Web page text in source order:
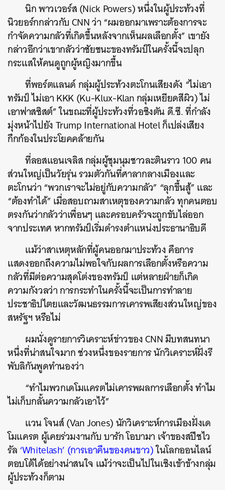
นิก พาวเวอร์ส (Nick Powers) หนึ่งในผู้ประท้วงที่
นิวยอร์กกล่าวกับ CNN ว่า “ผมออกมาเพราะต้องการจะ
กำจัดความกลัวที่เกิดขึ้นหลังจากเห็นผลเลือกตั้ง” เขายัง
กล่าวอีกว่าเขากลัวว่าชัยชนะของทรัมป์ในครั้งนี้จะปลุก
กระแสให้คนดูถูกผู้หญิงมากขึ้น
ที่พอร์ตแลนด์ กลุ่มผู้ประท้วงตะโกนเสียงดัง “ไม่เอา
ทรัมป์ ไม่เอา KKK (Ku-Klux-Klan กลุ่มเหยียดสีผิว) ไม่
เอาฟาสซิสต์” ในขณะที่ผู้ประท้วงที่วอชิงตัน ดี.ซี. ที่กำลัง
มุ่งหน้าไปยัง Trump International Hotel ก็เปล่งเสียง
กึกก้องในประโยคคล้ายกัน
ที่ลอสแอนเจลิส กลุ่มผู้ชุมนุมชาวละตินราว 100 คน
ส่วนใหญ่เป็นวัยรุ่น รวมตัวกันที่ศาลากลางเมืองและ
ตะโกนว่า “พวกเราจะไม่อยู่กับความกลัว” “ลุกขึ้นสู้” และ
“ต้องทำได้” เมื่อสอบถามสาเหตุของความกลัว ทุกคนตอบ
ตรงกันว่ากลัวว่าเพื่อนๆ และครอบครัวจะถูกขับไล่ออก
จากประเทศ หากทรัมป์เริ่มดำรงตำแหน่งประธานาธิบดี
แม้ว่าสาเหตุหลักที่ผู้คนออกมาประท้วง คือการ
แสดงออกถึงความไม่พอใจกับผลการเลือกตั้งหรือความ
กลัวที่มีต่อความสุดโต่งของทรัมป์ แต่หลายฝ่ายก็เกิด
ความกังวลว่า การกระทำในครั้งนี้จะเป็นการทำลาย
ประชาธิปไตยและวัฒนธรรมการเคารพเสียงส่วนใหญ่ของ
สหรัฐฯ หรือไม่
ผมนั่งดูรายการวิเคราะห์ข่าวของ CNN มีบทสนทนา
หนึ่งที่น่าสนใจมาก ช่วงหนึ่งของรายการ นักวิเคราะห์ฝั่งรี
พับลิกันพูดทำนองว่า
“ทำไมพวกเดโมแครตไม่เคารพผลการเลือกตั้ง ทำไม
ไม่เก็บกลั้นความกลัวเอาไว้”
แวน โจนส์ (Van Jones) นักวิเคราะห์การเมืองฝั่งเด
โมแครต ผู้เคยร่วมงานกับ บารัก โอบามา เจ้าของสปีชไว
รัล‘Whitelash’ (การเอาคืนของคนขาว)ในโลกออนไลน์
ตอบโต้ได้อย่างน่าสนใจ แม้ว่าจะเป็นไปในเชิงเข้าข้างกลุ่ม
ผู้ประท้วงก็ตาม